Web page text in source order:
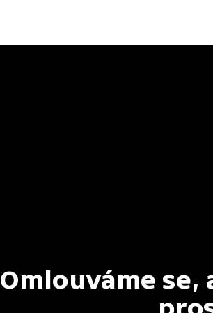
Omlouváme se,